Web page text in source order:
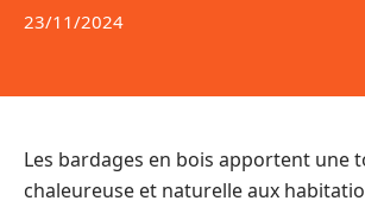
23/11/2024
Les bardages en bois apportent une
chaleureuse et naturelle aux